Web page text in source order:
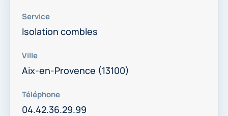
Service
Isolation combles
Ville
Aix-en-Provence (13100)
Téléphone
04.42.36.29.99